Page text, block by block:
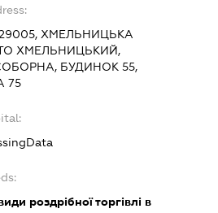
ХМЕЛЬНИЦЬКА
ХМЕЛЬНИЦЬКИЙ,
БУДИНОК 55,
75
роздрібної торгівлі в